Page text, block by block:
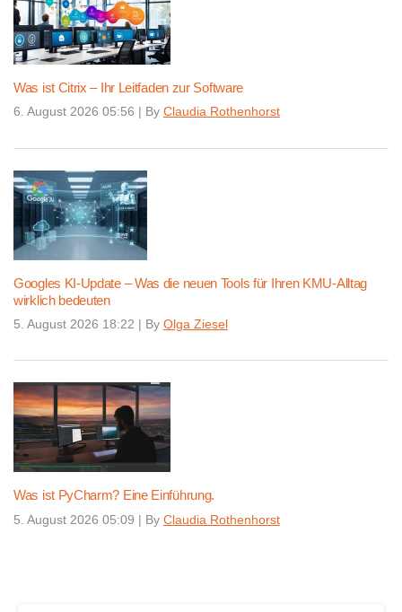
Was ist Citrix – Ihr Leitfaden zur Software
6. August 2026 05:56 | By Claudia Rothenhorst
Googles KI-Update – Was die neuen Tools für Ihren KMU-Alltag
wirklich bedeuten
5. August 2026 18:22 | By Olga Ziesel
Was ist PyCharm? Eine Einführung.
5. August 2026 05:09 | By Claudia Rothenhorst